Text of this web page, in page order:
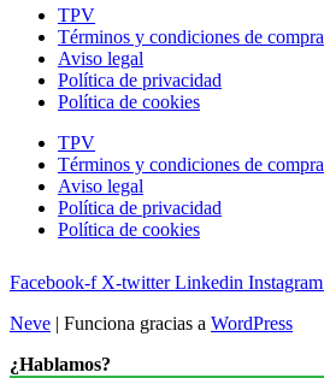
TPV
Términos y condiciones de compra
Aviso legal
Política de privacidad
Política de cookies
TPV
Términos y condiciones de compra
Aviso legal
Política de privacidad
Política de cookies
Facebook-f X-twitter Linkedin Instagram
Neve | Funciona gracias a WordPress
¿Hablamos?